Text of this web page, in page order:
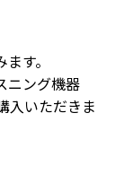
す。
ニング機器
入いただきま